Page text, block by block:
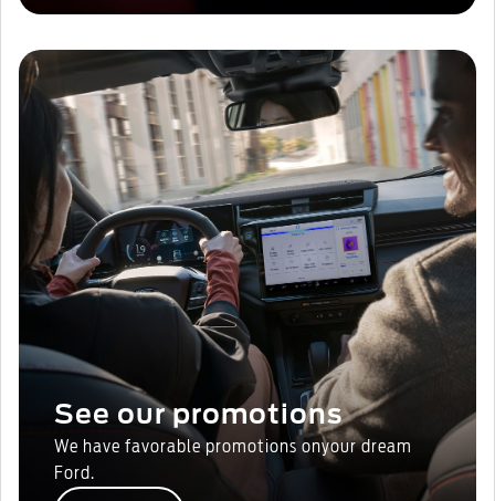
See our promotions
We have favorable promotions onyour dream
Ford.